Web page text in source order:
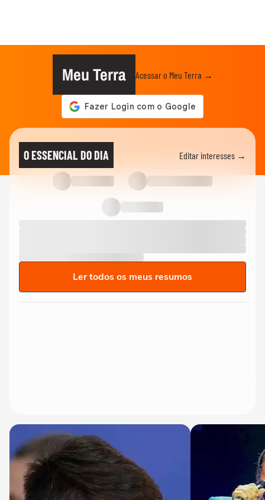
Meu Terra Acessar o Meu Terra →
O ESSENCIAL DO DIA Editar interesses →
Ler todos os meus resumos